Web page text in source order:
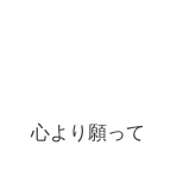
心より願って